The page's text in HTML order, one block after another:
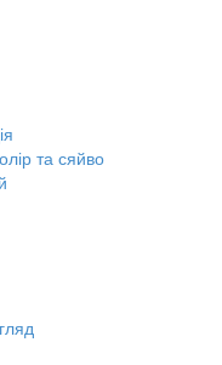
та сяйво